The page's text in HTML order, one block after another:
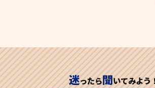
迷ったら聞いてみよう